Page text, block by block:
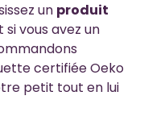
un produit
vous avez un
certifiée Oeko
petit tout en lui